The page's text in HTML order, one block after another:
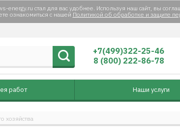
стал для вас удобнее. Используя наш сайт, вы
ознакомиться с нашей Политикой об обработке и защите
+7(499)322-25-46
8 (800) 222-86-78
работ Наши услуги
хозяйства